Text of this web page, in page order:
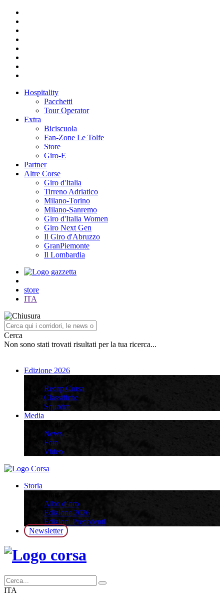
Hospitality
Pacchetti
Tour Operator
Extra
Biciscuola
Fan-Zone Le Tolfe
Store
Giro-E
Partner
Altre Corse
Giro d'Italia
Tirreno Adriatico
Milano-Torino
Milano-Sanremo
Giro d'Italia Women
Giro Next Gen
Il Giro d'Abruzzo
GranPiemonte
Il Lombardia
store
ITA
Cerca
Non sono stati trovati risultati per la tua ricerca...
Edizione 2026
Recap Corsa
Classifiche
Squadre
Media
News
Foto
Video
Storia
Albo d’oro
Edizione 2026
Edizioni Precedenti
Newsletter
ITA